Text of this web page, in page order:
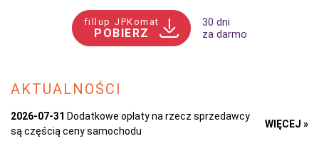
fillup JPKomat
POBIERZ
30 dni
za darmo
AKTUALNOŚCI
2026-07-31 Dodatkowe opłaty na rzecz sprzedawcy
są częścią ceny samochodu
WIĘCEJ »